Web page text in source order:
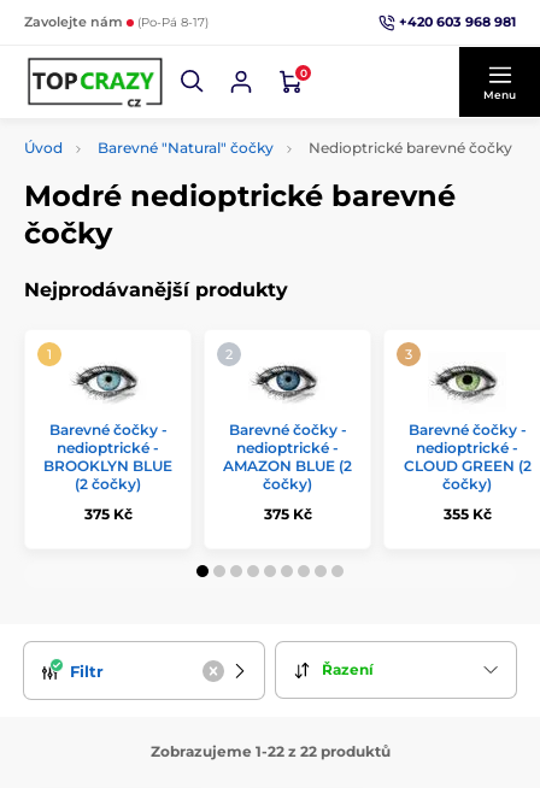
Zavolejte nám (Po-Pá 8-17) +420 603 968 981
0
Menu
Úvod Barevné "Natural" čočky Nedioptrické barevné čočky
Modré nedioptrické barevné
čočky
Nejprodávanější produkty
Barevné čočky -
nedioptrické -
BROOKLYN BLUE
(2 čočky)
375 Kč
Barevné čočky -
nedioptrické -
AMAZON BLUE (2
čočky)
375 Kč
Barevné čočky -
nedioptrické -
CLOUD GREEN (2
čočky)
355 Kč
Filtr Řazení
Zobrazujeme 1-22 z 22 produktů